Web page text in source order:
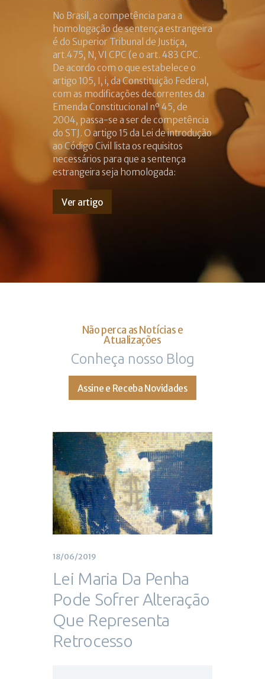
No Brasil, a competência para a
homologação de sentença estrangeira
é do Superior Tribunal de Justiça,
art.475, N, VI CPC (e o art. 483 CPC.
De acordo com o que estabelece o
artigo 105, I, i, da Constituição Federal,
com as modificações decorrentes da
Emenda Constitucional nº 45, de
2004, passa-se a ser de competência
do STJ. O artigo 15 da Lei de introdução
ao Código Civil lista os requisitos
necessários para que a sentença
estrangeira seja homologada:
Ver artigo
Não perca as Notícias e
Atualizações
Conheça nosso Blog
Assine e Receba Novidades
18/06/2019
Lei Maria Da Penha
Pode Sofrer Alteração
Que Representa
Retrocesso